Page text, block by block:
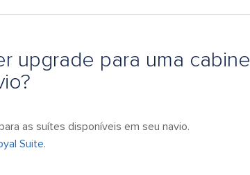
upgrade para uma
as suítes disponíveis em seu navio.
Suite.